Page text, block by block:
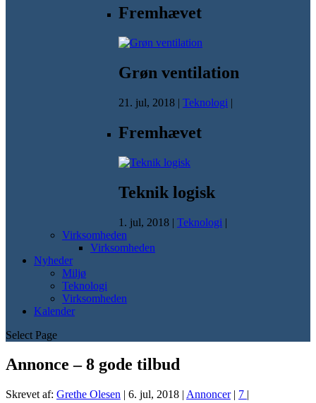
Fremhævet
Grøn ventilation
21. jul, 2018 | Teknologi |
Fremhævet
Teknik logisk
1. jul, 2018 | Teknologi |
Virksomheden
Virksomheden
Nyheder
Miljø
Teknologi
Virksomheden
Kalender
Select Page
Annonce – 8 gode tilbud
Skrevet af: Grethe Olesen | 6. jul, 2018 | Annoncer| 7 |